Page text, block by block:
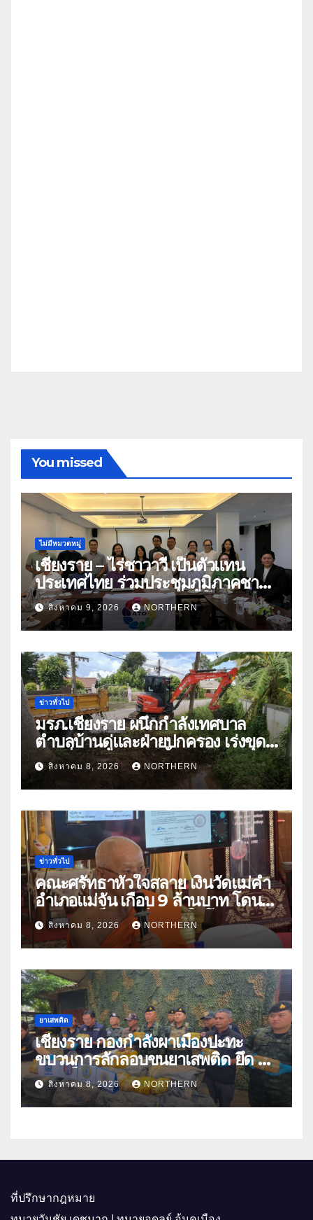
You missed
ไม่มีหมวดหมู่
เชียงราย – ไร่ชาวาวี เป็นตัวแทน
ประเทศไทย ร่วมประชุมภูมิภาคชา
อาเซียน ATO 2026 ที่อินโดนีเซีย
หารืออนาคตอุตสาหกรรมชา
ท่ามกลางความท้าทายโลก
สิงหาคม 9, 2026 NORTHERN
ข่าวทั่วไป
มรภ.เชียงราย ผนึกกำลังเทศบาล
ตำบลบ้านดู่และฝ่ายปกครอง เร่งขุด
ลอกสิ่งกีดขวางทางน้ำ ป้องกันและลด
ปัญหาน้ำท่วม
สิงหาคม 8, 2026 NORTHERN
ข่าวทั่วไป
คณะศรัทธาหัวใจสลาย เงินวัดแม่คำ
อำเภอแม่จัน เกือบ 9 ล้านบาท โดน
แก๊งคอลเซ็นเตอร์หลอกให้โอนข้าม
ปีกว่า 66 บัญชี
สิงหาคม 8, 2026 NORTHERN
ยาเสพติด
เชียงราย กองกำลังผาเมืองปะทะ
ขบวนการลักลอบขนยาเสพติด ยึด 2
ล้านเม็ด
สิงหาคม 8, 2026 NORTHERN
ที่ปรึกษากฎหมาย